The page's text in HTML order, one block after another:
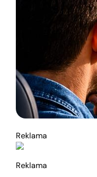
Reklama
Reklama